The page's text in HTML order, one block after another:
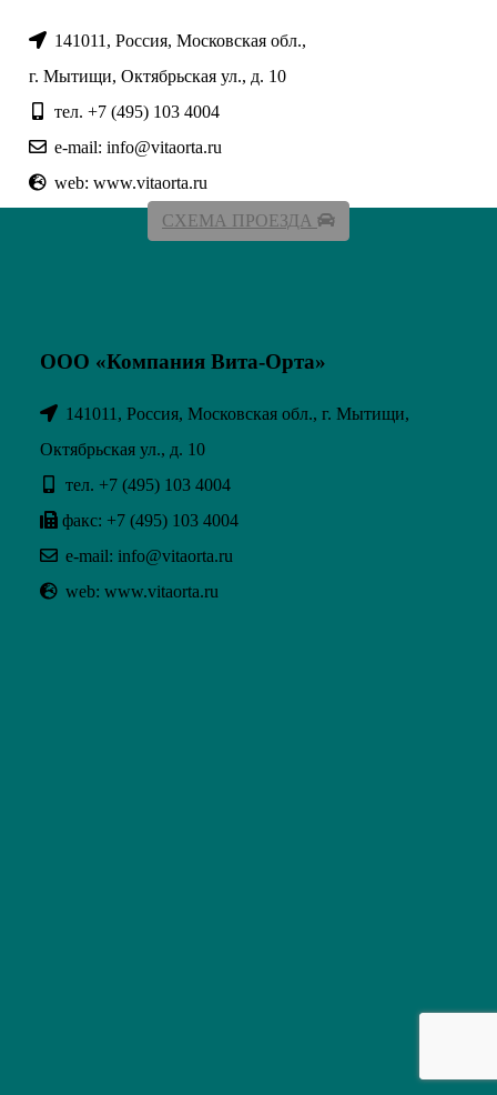
141011, Россия, Московская обл.,
г. Мытищи, Октябрьская ул., д. 10
тел. +7 (495) 103 4004
e-mail: info@vitaorta.ru
web: www.vitaorta.ru
СХЕМА ПРОЕЗДА
ООО «Компания Вита-Орта»
141011, Россия, Московская обл., г. Мытищи,
Октябрьская ул., д. 10
тел. +7 (495) 103 4004
факс: +7 (495) 103 4004
e-mail: info@vitaorta.ru
web: www.vitaorta.ru